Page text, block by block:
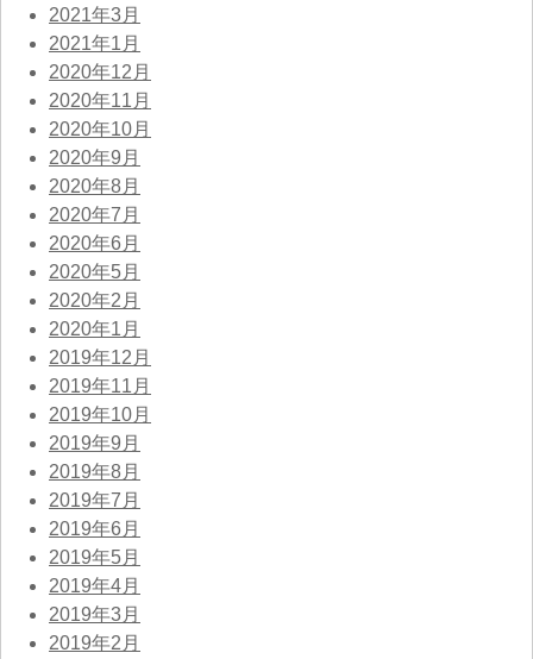
2021年3月
2021年1月
2020年12月
2020年11月
2020年10月
2020年9月
2020年8月
2020年7月
2020年6月
2020年5月
2020年2月
2020年1月
2019年12月
2019年11月
2019年10月
2019年9月
2019年8月
2019年7月
2019年6月
2019年5月
2019年4月
2019年3月
2019年2月